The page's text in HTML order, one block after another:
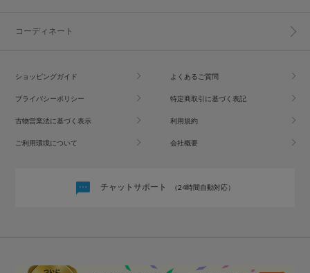
コーディネート
ショッピングガイド よくあるご質問
プライバシーポリシー 特定商取引に基づく表記
古物営業法に基づく表示 利用規約
ご利用環境について 会社概要
チャットサポート （24時間自動対応）